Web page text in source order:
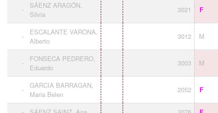
-
SÁENZ ARAGÓN,
Silvia
3021 F
-
ESCALANTE VARONA,
Alberto
3012 M
-
FONSECA PEDRERO,
Eduardo
3003 M
-
GARCIA BARRAGAN,
Maria Belen
2052 F